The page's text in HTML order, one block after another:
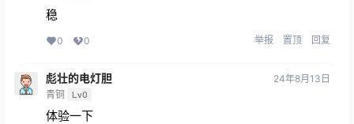
稳
0 0 举报 置顶 回复
彪壮的电灯胆
青铜 Lv0
24年8月13日
体验一下